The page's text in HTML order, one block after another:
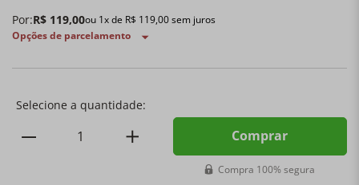
Por:R$ 119,00ou 1x de R$ 119,00sem juros
Opções de parcelamento
Comprar
Compra 100% segura